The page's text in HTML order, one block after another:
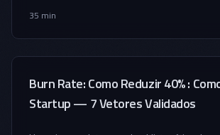
35 min
Burn Rate: Como Reduzir 40% :
Startup — 7 Vetores Validados